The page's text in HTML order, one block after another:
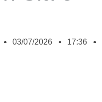
03/07/2026
17:36